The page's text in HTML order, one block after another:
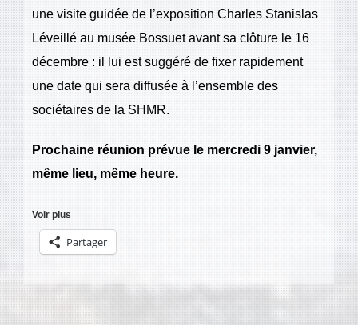
une visite guidée de l’exposition Charles Stanislas
Léveillé au musée Bossuet avant sa clôture le 16
décembre : il lui est suggéré de fixer rapidement
une date qui sera diffusée à l’ensemble des
sociétaires de la SHMR.
Prochaine réunion prévue le mercredi 9 janvier,
même lieu, même heure.
Voir plus
Partager